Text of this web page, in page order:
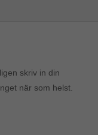
skriv in din
när som helst.